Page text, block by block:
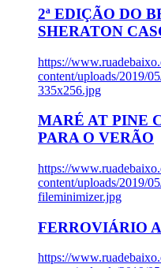
2ª EDIÇÃO DO
SHERATON
https://
content/uploads/2019/
335x256.jpg
MARÉ AT PINE
PARA O VERÃO
https://
content/uploads/2019/
fileminimizer.jpg
FERROVIÁRIO
https://